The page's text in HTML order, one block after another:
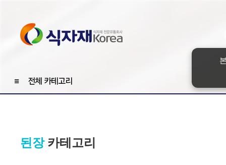
≡ 전체 카테고리
된장카테고리